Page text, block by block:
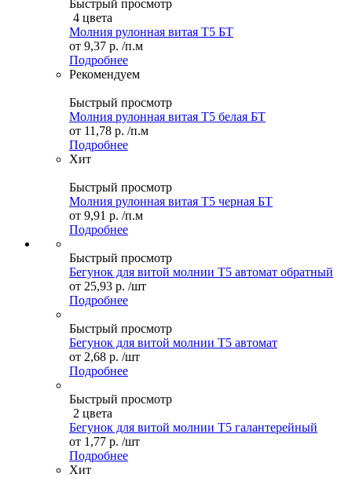
Быстрый просмотр
4 цвета
Молния рулонная витая Т5 БТ
от 9,37 р. /п.м
Подробнее
Рекомендуем
Быстрый просмотр
Молния рулонная витая Т5 белая БТ
от 11,78 р. /п.м
Подробнее
Хит
Быстрый просмотр
Молния рулонная витая Т5 черная БТ
от 9,91 р. /п.м
Подробнее
Быстрый просмотр
Бегунок для витой молнии Т5 автомат обратный
от 25,93 р. /шт
Подробнее
Быстрый просмотр
Бегунок для витой молнии Т5 автомат
от 2,68 р. /шт
Подробнее
Быстрый просмотр
2 цвета
Бегунок для витой молнии Т5 галантерейный
от 1,77 р. /шт
Подробнее
Хит